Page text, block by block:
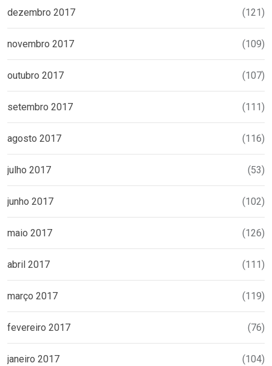
dezembro 2017 (121)
novembro 2017 (109)
outubro 2017 (107)
setembro 2017 (111)
agosto 2017 (116)
julho 2017 (53)
junho 2017 (102)
maio 2017 (126)
abril 2017 (111)
março 2017 (119)
fevereiro 2017 (76)
janeiro 2017 (104)